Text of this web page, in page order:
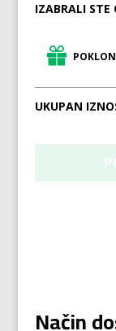
IZABRALI STE
UKUPAN
Način